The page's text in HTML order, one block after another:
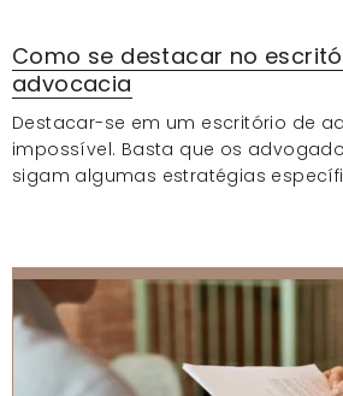
Como se destacar no
advocacia
Destacar-se em um escritório de
impossível. Basta que os
sigam algumas estratégias